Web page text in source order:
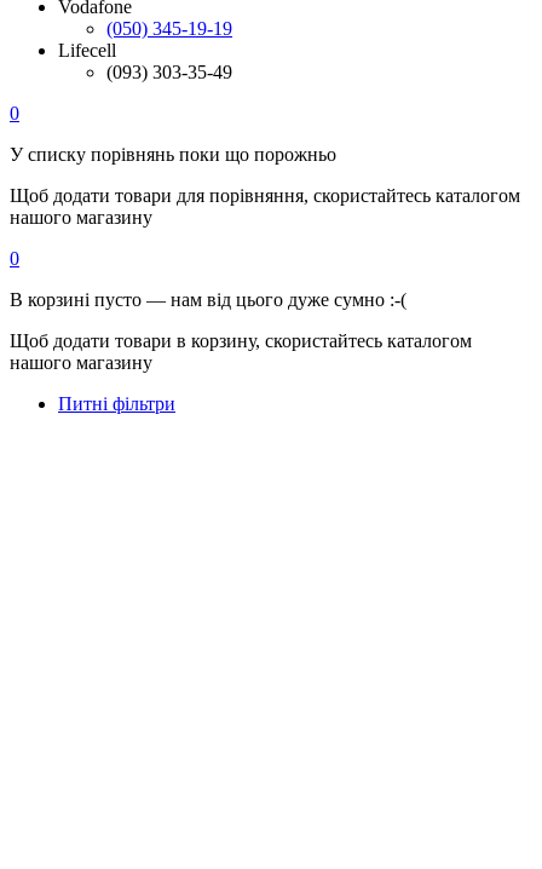
Vodafone
(050) 345-19-19
Lifecell
(093) 303-35-49
0
У списку порівнянь поки що порожньо
Щоб додати товари для порівняння, скористайтесь каталогом
нашого магазину
0
В корзині пусто — нам від цього дуже сумно :-(
Щоб додати товари в корзину, скористайтесь каталогом
нашого магазину
Питні фільтри